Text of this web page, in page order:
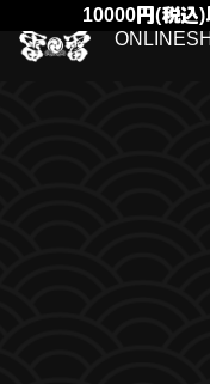
10000円(税